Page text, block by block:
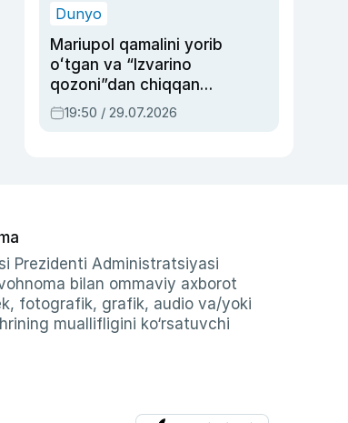
Dunyo
Mariupol qamalini yorib
oʻtgan va “Izvarino
qozoni”dan chiqqan
qahramon — Ukraina
armiyasi bosh
19:50 / 29.07.2026
Prezidenti Administratsiyasi
bilan ommaviy axborot
fotografik, grafik, audio va/yoki
muallifligini ko‘rsatuvchi